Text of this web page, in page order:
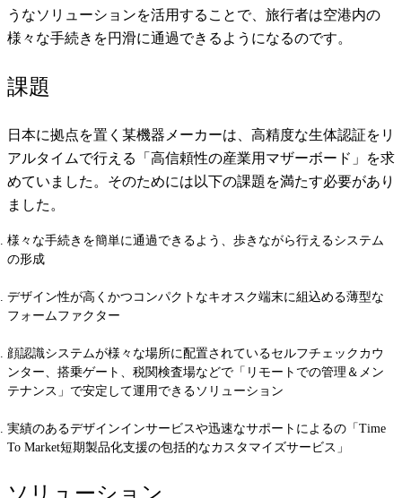
うなソリューションを活用することで、旅行者は空港内の
様々な手続きを円滑に通過できるようになるのです。
課題
日本に拠点を置く某機器メーカーは、高精度な生体認証をリ
アルタイムで行える「高信頼性の産業用マザーボード」を求
めていました。そのためには以下の課題を満たす必要があり
ました。
様々な手続きを簡単に通過できるよう、歩きながら行えるシステム
の形成
デザイン性が高くかつコンパクトなキオスク端末に組込める薄型な
フォームファクター
顔認識システムが様々な場所に配置されているセルフチェックカウ
ンター、搭乗ゲート、税関検査場などで「リモートでの管理＆メン
テナンス」で安定して運用できるソリューション
実績のあるデザインインサービスや迅速なサポートによるの「Time
To Market短期製品化支援の包括的なカスタマイズサービス」